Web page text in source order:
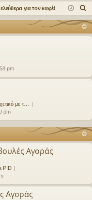
δε ρα
ή
για τον καφέ!
pm
με τ…
pm
Αγοράς
PID
Αγοράς